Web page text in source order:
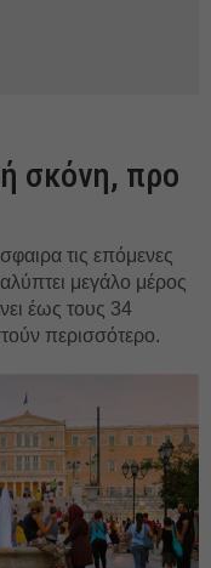
σκόνη, προ
τις επόμενες
μεγάλο μέρος
έως τους 34
περισσότερο.